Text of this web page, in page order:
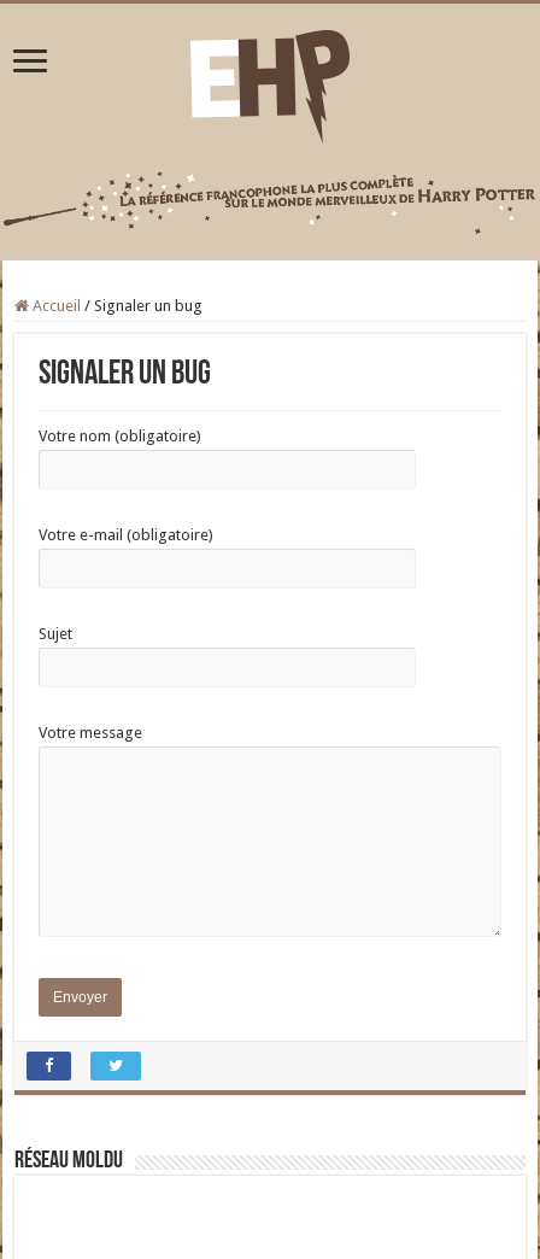
Accueil / Signaler un bug
Signaler un bug
Votre nom (obligatoire)
Votre e-mail (obligatoire)
Sujet
Votre message
Réseau moldu